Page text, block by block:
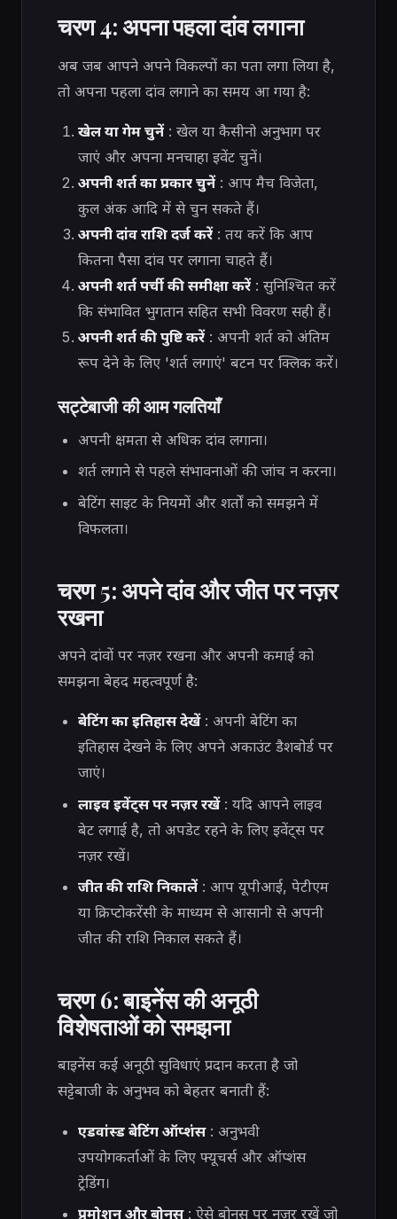
चरण 4: अपना पहला दांव लगाना
अब जब आपने अपने विकल्पों का पता लगा लिया है,
तो अपना पहला दांव लगाने का समय आ गया है:
खेल या गेम चुनें: खेल या कैसीनो अनुभाग पर
जाएं और अपना मनचाहा इवेंट चुनें।
अपनी शर्त का प्रकार चुनें: आप मैच विजेता,
कुल अंक आदि में से चुन सकते हैं।
अपनी दांव राशि दर्ज करें: तय करें कि आप
कितना पैसा दांव पर लगाना चाहते हैं।
अपनी शर्त पर्ची की समीक्षा करें: सुनिश्चित करें
कि संभावित भुगतान सहित सभी विवरण सही हैं।
अपनी शर्त की पुष्टि करें: अपनी शर्त को अंतिम
रूप देने के लिए 'शर्त लगाएं' बटन पर क्लिक करें।
सट्टेबाजी की आम गलतियाँ
अपनी क्षमता से अधिक दांव लगाना।
शर्त लगाने से पहले संभावनाओं की जांच न करना।
बेटिंग साइट के नियमों और शर्तों को समझने में
विफलता।
चरण 5: अपने दांव और जीत पर नज़र
रखना
अपने दांवों पर नज़र रखना और अपनी कमाई को
समझना बेहद महत्वपूर्ण है:
बेटिंग का इतिहास देखें: अपनी बेटिंग का
इतिहास देखने के लिए अपने अकाउंट डैशबोर्ड पर
जाएं।
लाइव इवेंट्स पर नज़र रखें: यदि आपने लाइव
बेट लगाई है, तो अपडेट रहने के लिए इवेंट्स पर
नज़र रखें।
जीत की राशि निकालें: आप यूपीआई, पेटीएम
या क्रिप्टोकरेंसी के माध्यम से आसानी से अपनी
जीत की राशि निकाल सकते हैं।
चरण 6: बाइनेंस की अनूठी
विशेषताओं को समझना
बाइनेंस कई अनूठी सुविधाएं प्रदान करता है जो
सट्टेबाजी के अनुभव को बेहतर बनाती हैं:
एडवांस्ड बेटिंग ऑप्शंस: अनुभवी
उपयोगकर्ताओं के लिए फ्यूचर्स और ऑप्शंस
ट्रेडिंग।
प्रमोशन और बोनस: ऐसे बोनस पर नज़र रखें जो